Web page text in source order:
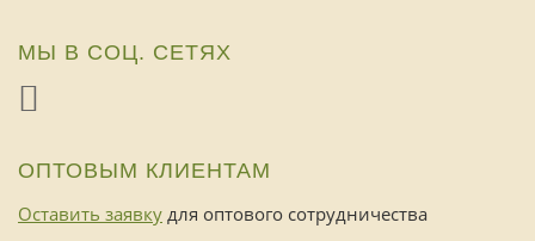
МЫ В СОЦ. СЕТЯХ
ОПТОВЫМ КЛИЕНТАМ
Оставить заявку для оптового сотрудничества